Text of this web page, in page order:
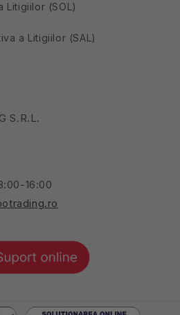
Litigiilor (SOL)
a Litigiilor (SAL)
S.R.L.
16:00